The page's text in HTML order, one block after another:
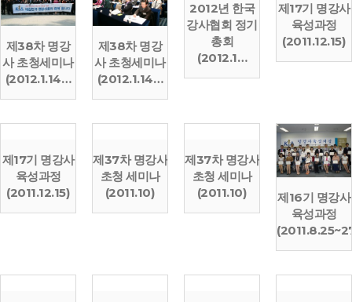
제38차 명강
사 초청세미나
(2012.1.14…
제38차 명강
사 초청세미나
(2012.1.14…
2012년 한국
강사협회 정기
총회
(2012.1…
제17기 명강사
육성과정
(2011.12.15)
제17기 명강사
육성과정
(2011.12.15)
제37차 명강사
초청 세미나
(2011.10)
제37차 명강사
초청 세미나
(2011.10)
제16기 명강사
육성과정